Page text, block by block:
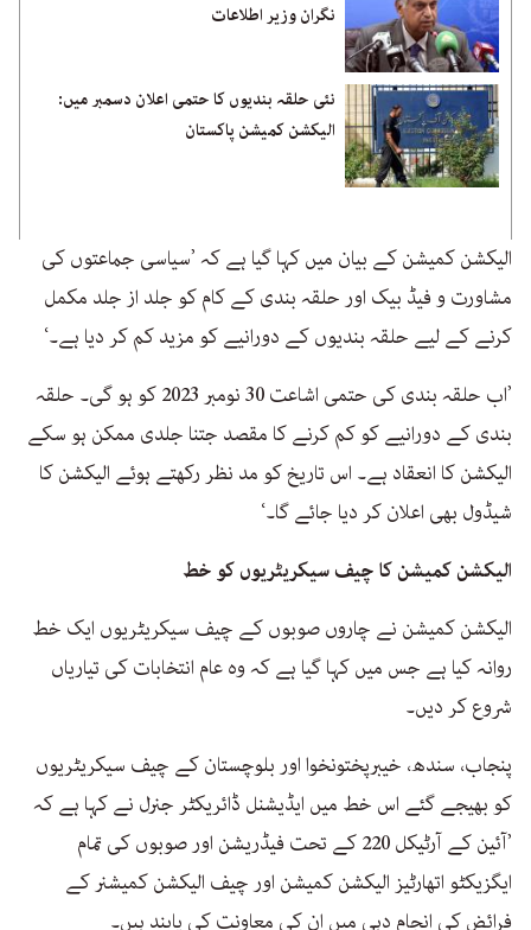
نگران وزیر اطلاعات
نئی حلقہ بندیوں کا حتمی اعلان دسمبر میں:
الیکشن کمیشن پاکستان
الیکشن کمیشن کے بیان میں کہا گیا ہے کہ ’سیاسی جماعتوں کی
مشاورت و فیڈ بیک اور حلقہ بندی کے کام کو جلد از جلد مکمل
کرنے کے لیے حلقہ بندیوں کے دورانیے کو مزید کم کر دیا ہے۔‘
’اب حلقہ بندی کی حتمی اشاعت 30 نومبر 2023 کو ہو گی۔ حلقہ
بندی کے دورانیے کو کم کرنے کا مقصد جتنا جلدی ممکن ہو سکے
الیکشن کا انعقاد ہے۔ اس تاریخ کو مد نظر رکھتے ہوئے الیکشن کا
شیڈول بھی اعلان کر دیا جائے گا۔‘
الیکشن کمیشن کا چیف سیکریٹریوں کو خط
الیکشن کمیشن نے چاروں صوبوں کے چیف سیکریٹریوں ایک خط
روانہ کیا ہے جس میں کہا گیا ہے کہ وہ عام انتخابات کی تیاریاں
شروع کر دیں۔
پنجاب، سندھ، خیبرپختونخوا اور بلوچستان کے چیف سیکریٹریوں
کو بھیجے گئے اس خط میں ایڈیشنل ڈائریکٹر جنرل نے کہا ہے کہ
’آئین کے آرٹیکل 220 کے تحت فیڈریشن اور صوبوں کی تمام
ایگزیکٹو اتھارٹیز الیکشن کمیشن اور چیف الیکشن کمیشنر کے
فرائض کی انجام دہی میں ان کی معاونت کی پابند ہیں۔